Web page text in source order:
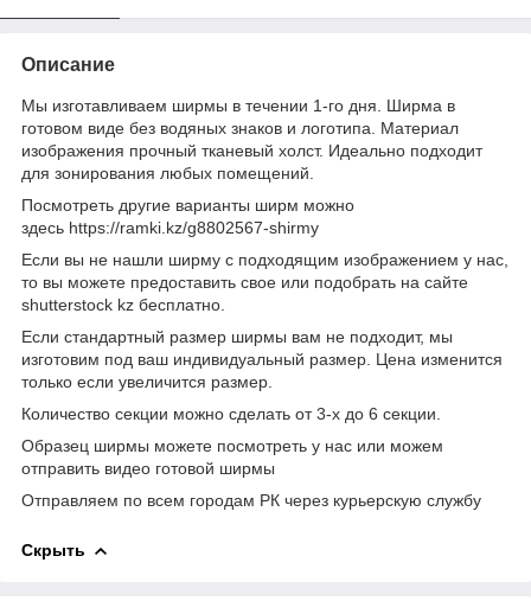
Описание
Мы изготавливаем ширмы в течении 1-го дня. Ширма в
готовом виде без водяных знаков и логотипа. Материал
изображения прочный тканевый холст. Идеально подходит
для зонирования любых помещений.
Посмотреть другие варианты ширм можно
здесь https://ramki.kz/g8802567-shirmy
Если вы не нашли ширму с подходящим изображением у нас,
то вы можете предоставить свое или подобрать на сайте
shutterstock kz бесплатно.
Если стандартный размер ширмы вам не подходит, мы
изготовим под ваш индивидуальный размер. Цена изменится
только если увеличится размер.
Количество секции можно сделать от 3-х до 6 секции.
Образец ширмы можете посмотреть у нас или можем
отправить видео готовой ширмы
Отправляем по всем городам РК через курьерскую службу
Скрыть